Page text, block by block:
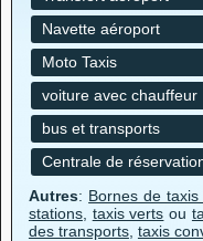
Navette aéroport
Moto Taxis
voiture avec chauffeur
bus et transports
Centrale de
Autres: Bornes de
stations, taxis verts ou
des transports, taxis